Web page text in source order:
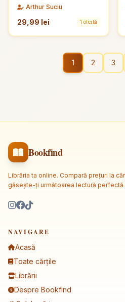
Arthur Suciu
29,99 lei 1 ofertă
1 2 3
Bookfind
Librăria ta online. Compară prețuri la
găsește-ți următoarea lectură perfectă
NAVIGARE
Acasă
Toate cărțile
Librării
Despre Bookfind